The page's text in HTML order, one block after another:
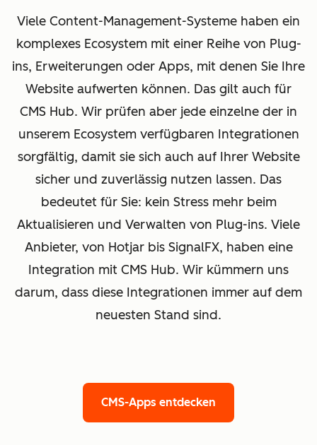
Viele Content-Management-Systeme haben ein
komplexes Ecosystem mit einer Reihe von Plug-
ins, Erweiterungen oder Apps, mit denen Sie Ihre
Website aufwerten können. Das gilt auch für
CMS Hub. Wir prüfen aber jede einzelne der in
unserem Ecosystem verfügbaren Integrationen
sorgfältig, damit sie sich auch auf Ihrer Website
sicher und zuverlässig nutzen lassen. Das
bedeutet für Sie: kein Stress mehr beim
Aktualisieren und Verwalten von Plug-ins. Viele
Anbieter, von Hotjar bis SignalFX, haben eine
Integration mit CMS Hub. Wir kümmern uns
darum, dass diese Integrationen immer auf dem
neuesten Stand sind.
CMS-Apps entdecken